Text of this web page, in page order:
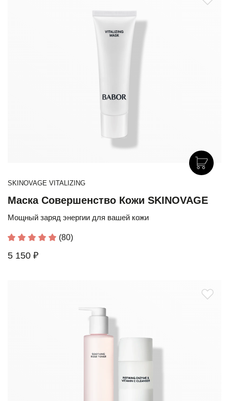
SKINOVAGE VITALIZING
Маска Совершенство Кожи SKINOVAGE
Мощный заряд энергии для вашей кожи
(80)
5 150 ₽